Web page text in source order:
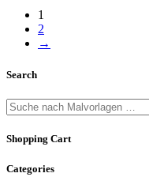
1
2
→
Search
Shopping Cart
Categories